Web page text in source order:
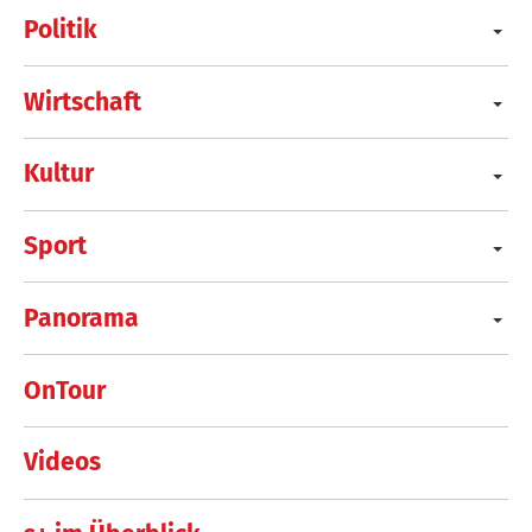
Politik
Wirtschaft
Kultur
Sport
Panorama
OnTour
Videos